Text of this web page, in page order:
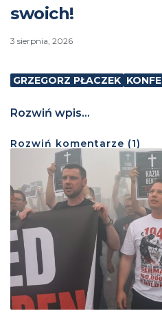
swoich!
3 sierpnia, 2026
GRZEGORZ PŁACZEK
Rozwiń wpis...
Rozwiń komentarze (1)